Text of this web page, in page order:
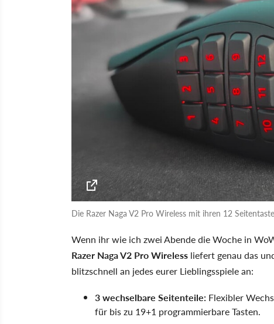
Die Razer Naga V2 Pro Wireless mit ihren 12
Wenn ihr wie ich zwei Abende die Woche in
Razer Naga V2 Pro Wireless liefert genau das
blitzschnell an jedes eurer Lieblingsspiele an:
3 wechselbare Seitenteile: Flexibler
für bis zu 19+1 programmierbare Tasten.